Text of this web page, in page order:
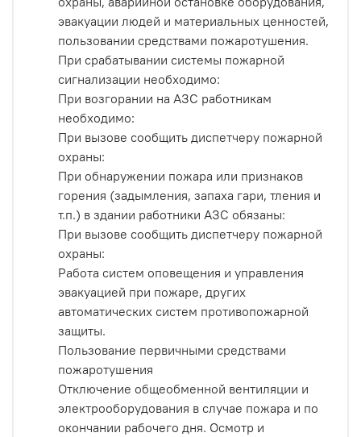
эвакуации людей и материальных ценностей,
пользовании средствами пожаротушения.
При срабатывании системы пожарной
сигнализации необходимо:
При возгорании на АЗС работникам
необходимо:
При вызове сообщить диспетчеру пожарной
охраны:
При обнаружении пожара или признаков
горения (задымления, запаха гари, тления и
т.п.) в здании работники АЗС обязаны:
При вызове сообщить диспетчеру пожарной
охраны:
Работа систем оповещения и управления
эвакуацией при пожаре, других
автоматических систем противопожарной
защиты.
Пользование первичными средствами
пожаротушения
Отключение общеобменной вентиляции и
электрооборудования в случае пожара и по
окончании рабочего дня. Осмотр и